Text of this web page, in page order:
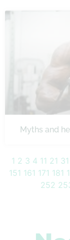
Myths and
1 2 3 4 11 21 31
151 161 171 181
252